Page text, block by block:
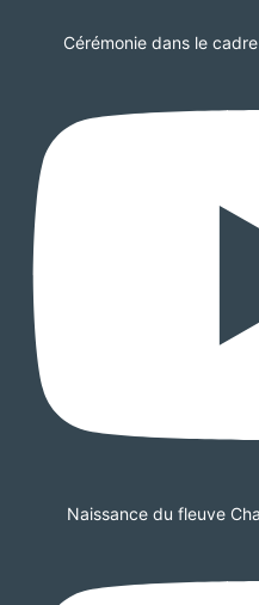
Cérémonie dans le
Naissance du fleuve